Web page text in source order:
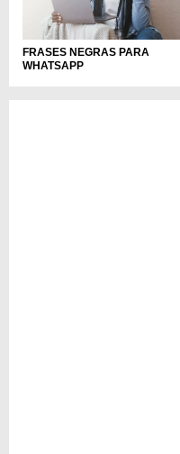
FRASES NEGRAS PARA
WHATSAPP